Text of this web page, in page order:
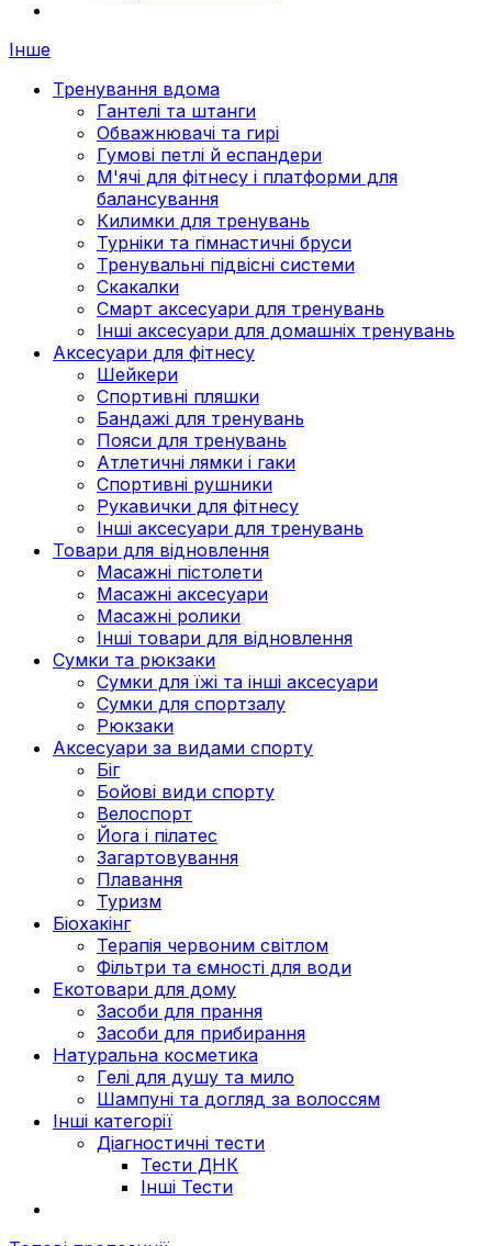
Інше
Тренування вдома
Гантелі та штанги
Обважнювачі та гирі
Гумові петлі й еспандери
М'ячі для фітнесу і платформи для
балансування
Килимки для тренувань
Турніки та гімнастичні бруси
Тренувальні підвісні системи
Скакалки
Смарт аксесуари для тренувань
Інші аксесуари для домашніх тренувань
Аксесуари для фітнесу
Шейкери
Спортивні пляшки
Бандажі для тренувань
Пояси для тренувань
Атлетичні лямки і гаки
Спортивні рушники
Рукавички для фітнесу
Інші аксесуари для тренувань
Товари для відновлення
Масажні пістолети
Масажні аксесуари
Масажні ролики
Інші товари для відновлення
Сумки та рюкзаки
Сумки для їжі та інші аксесуари
Сумки для спортзалу
Рюкзаки
Аксесуари за видами спорту
Біг
Бойові види спорту
Велоспорт
Йога і пілатес
Загартовування
Плавання
Туризм
Біохакінг
Терапія червоним світлом
Фільтри та ємності для води
Екотовари для дому
Засоби для прання
Засоби для прибирання
Натуральна косметика
Гелі для душу та мило
Шампуні та догляд за волоссям
Інші категорії
Діагностичні тести
Тести ДНК
Інші Тести